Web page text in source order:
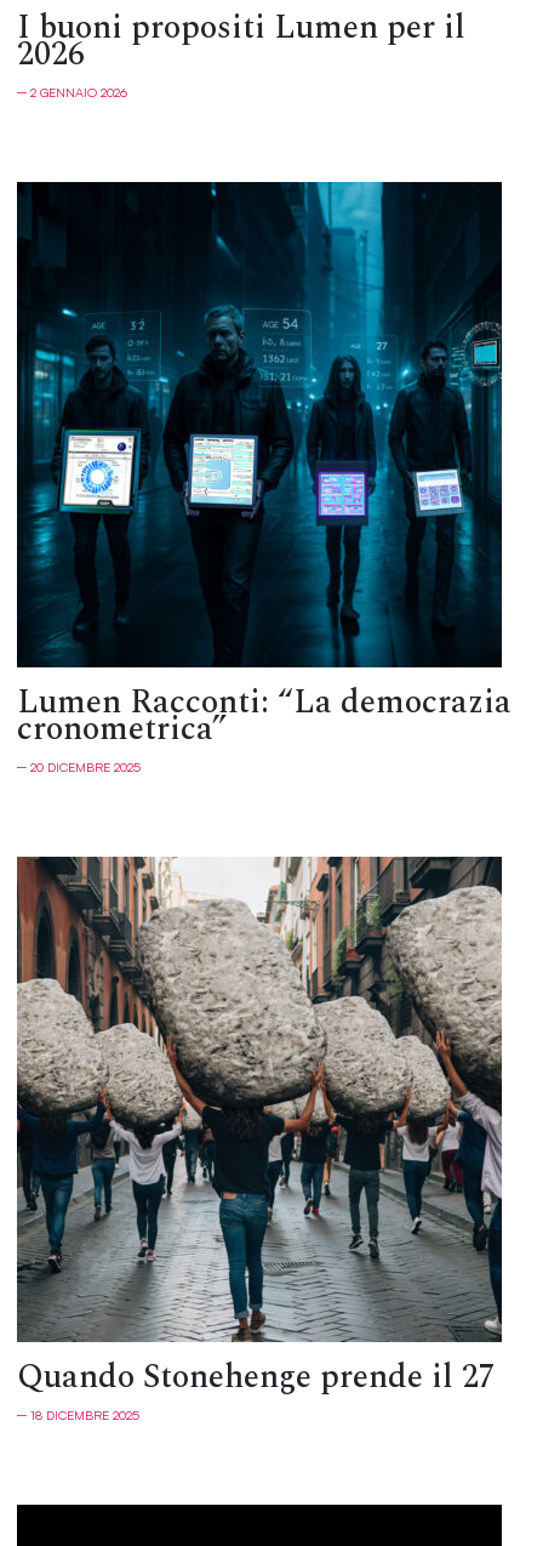
I buoni propositi Lumen per il
2026
─ 2 GENNAIO 2026
Lumen Racconti: “La democrazia
cronometrica”
─ 20 DICEMBRE 2025
Quando Stonehenge prende il 27
─ 18 DICEMBRE 2025